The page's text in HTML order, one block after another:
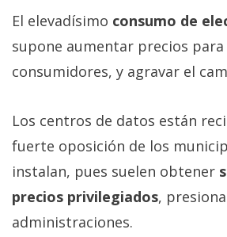
El elevadísimo consumo de
supone aumentar precios
consumidores, y agravar el
Los centros de datos están
fuerte oposición de los
instalan, pues suelen obtener
precios privilegiados,
administraciones.